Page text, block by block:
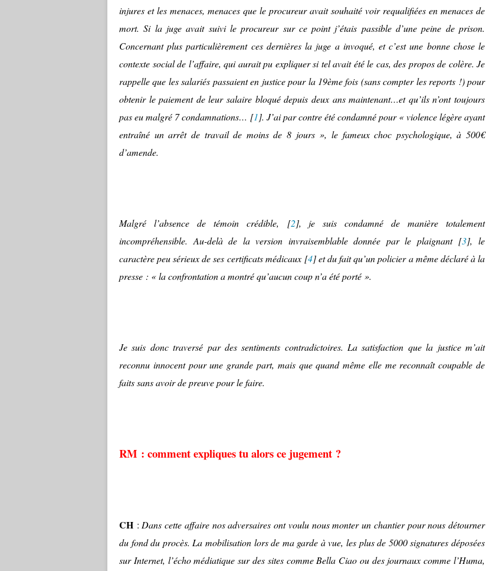
injures et les menaces, menaces que le procureur avait souhaité voir requalifiées en menaces de
mort. Si la juge avait suivi le procureur sur ce point j’étais passible d’une peine de prison.
Concernant plus particulièrement ces dernières la juge a invoqué, et c’est une bonne chose le
contexte social de l’affaire, qui aurait pu expliquer si tel avait été le cas, des propos de colère. Je
rappelle que les salariés passaient en justice pour la 19ème fois (sans compter les reports !) pour
obtenir le paiement de leur salaire bloqué depuis deux ans maintenant…et qu’ils n’ont toujours
pas eu malgré 7 condamnations… [1]. J’ai par contre été condamné pour « violence légère ayant
entraîné un arrêt de travail de moins de 8 jours », le fameux choc psychologique, à 500€
d’amende.
Malgré l’absence de témoin crédible, [2], je suis condamné de manière totalement
incompréhensible. Au-delà de la version invraisemblable donnée par le plaignant [3], le
caractère peu sérieux de ses certificats médicaux [4] et du fait qu’un policier a même déclaré à la
presse : « la confrontation a montré qu’aucun coup n’a été porté ».
Je suis donc traversé par des sentiments contradictoires. La satisfaction que la justice m’ait
reconnu innocent pour une grande part, mais que quand même elle me reconnaît coupable de
faits sans avoir de preuve pour le faire.
RM : comment expliques tu alors ce jugement ?
CH : Dans cette affaire nos adversaires ont voulu nous monter un chantier pour nous détourner
du fond du procès. La mobilisation lors de ma garde à vue, les plus de 5000 signatures déposées
sur Internet, l’écho médiatique sur des sites comme Bella Ciao ou des journaux comme l’Huma,